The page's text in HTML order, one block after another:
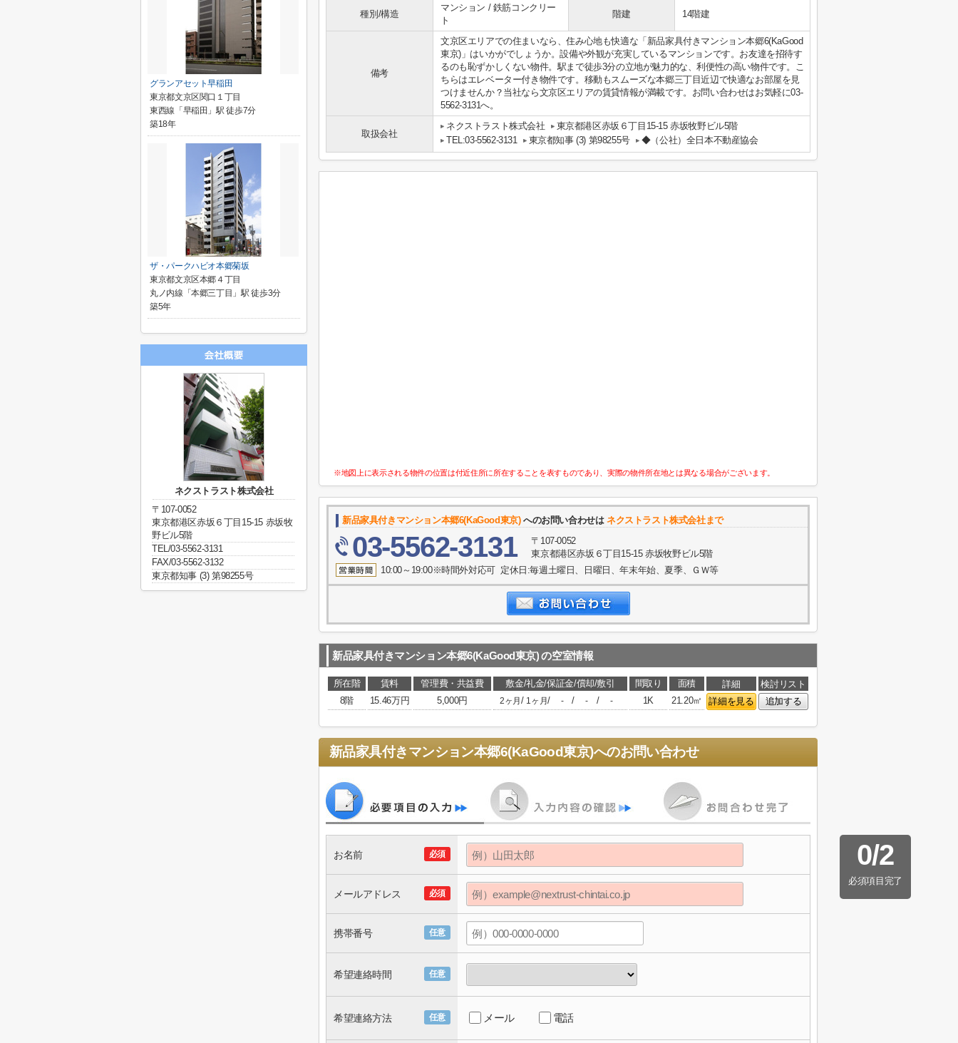
種別/構造
マンション / 鉄筋コンクリー
ト
階建 14階建
備考
文京区エリアでの住まいなら、住み心地も快適な「新品家具付きマンション本郷6(KaGood
東京)」はいかがでしょうか。設備や外観が充実しているマンションです。お友達を招待す
るのも恥ずかしくない物件。駅まで徒歩3分の立地が魅力的な、利便性の高い物件です。こ
ちらはエレベーター付き物件です。移動もスムーズな本郷三丁目近辺で快適なお部屋を見
つけませんか？当社なら文京区エリアの賃貸情報が満載です。お問い合わせはお気軽に03-
5562-3131へ。
取扱会社
ネクストラスト株式会社
東京都港区赤坂６丁目15-15 赤坂牧野ビル5階
TEL:03-5562-3131
東京都知事 (3) 第98255号 ◆（公社）全日本不動産協会
※地図上に表示される物件の位置は付近住所に所在することを表すものであり、実際の物件所在地とは異なる場合がございます。
新品家具付きマンション本郷6(KaGood東京)へのお問い合わせはネクストラスト株式会社まで
03-5562-3131
〒107-0052
東京都港区赤坂６丁目15-15 赤坂牧野ビル5階
10:00～19:00※時間外対応可 定休日:毎週土曜日、日曜日、年末年始、夏季、ＧＷ等
新品家具付きマンション本郷6(KaGood東京) の空室情報
所在階 賃料 管理費・共益費 敷金/礼金/保証金/償却/敷引 間取り 面積 詳細
検討リスト
8階
15.46万円 5,000円 2ヶ月/ 1ヶ月/ - / - / - 1K 21.20㎡ 詳細を見る 追加する
新品家具付きマンション本郷6(KaGood東京)へのお問い合わせ
0/2
必須項目完了
必須
お名前
必須
メールアドレス
任意
携帯番号
任意
希望連絡時間
任意
希望連絡方法 メール 電話
グランアセット早稲田
東京都文京区関口１丁目
東西線「早稲田」駅 徒歩7分
築18年
ザ・パークハビオ本郷菊坂
東京都文京区本郷４丁目
丸ノ内線「本郷三丁目」駅 徒歩3分
築5年
ネクストラスト株式会社
〒107-0052
東京都港区赤坂６丁目15-15 赤坂牧
野ビル5階
TEL/03-5562-3131
FAX/03-5562-3132
東京都知事 (3) 第98255号